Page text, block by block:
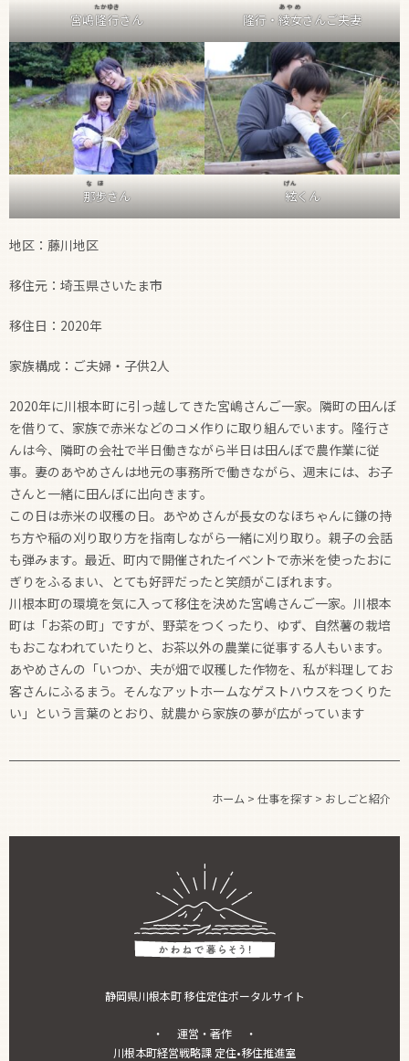
宮嶋隆行
たかゆき
さん 隆行・綾女
あやめ
さんご夫妻
那歩
なほ
さん 絃
げん
くん
地区：藤川地区
移住元：埼玉県さいたま市
移住日：2020年
家族構成：ご夫婦・子供2人
2020年に川根本町に引っ越してきた宮嶋さんご一家。隣町の田んぼ
を借りて、家族で赤米などのコメ作りに取り組んでいます。隆行さ
んは今、隣町の会社で半日働きながら半日は田んぼで農作業に従
事。妻のあやめさんは地元の事務所で働きながら、週末には、お子
さんと一緒に田んぼに出向きます。
この日は赤米の収穫の日。あやめさんが長女のなほちゃんに鎌の持
ち方や稲の刈り取り方を指南しながら一緒に刈り取り。親子の会話
も弾みます。最近、町内で開催されたイベントで赤米を使ったおに
ぎりをふるまい、とても好評だったと笑顔がこぼれます。
川根本町の環境を気に入って移住を決めた宮嶋さんご一家。川根本
町は「お茶の町」ですが、野菜をつくったり、ゆず、自然薯の栽培
もおこなわれていたりと、お茶以外の農業に従事する人もいます。
あやめさんの「いつか、夫が畑で収穫した作物を、私が料理してお
客さんにふるまう。そんなアットホームなゲストハウスをつくりた
い」という言葉のとおり、就農から家族の夢が広がっています
ホーム > 仕事を探す > おしごと紹介
静岡県川根本町 移住定住ポータルサイト
・ 運営・著作 ・
川根本町経営戦略課 定住•移住推進室